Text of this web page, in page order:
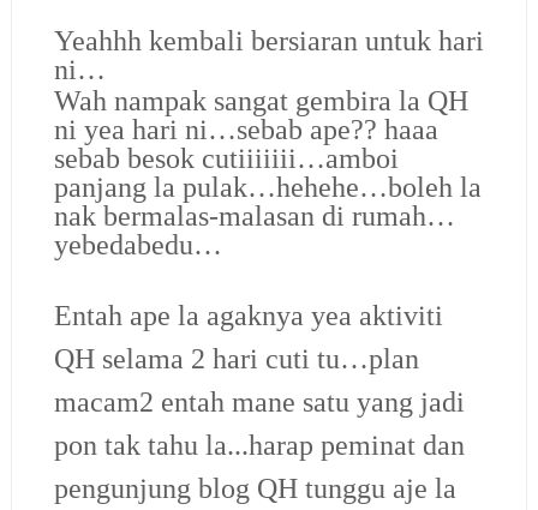
Yeahhh kembali bersiaran untuk hari
ni…
Wah nampak sangat gembira la QH
ni yea hari ni…sebab ape?? haaa
sebab besok cutiiiiiii…amboi
panjang la pulak…hehehe…boleh la
nak bermalas-malasan di rumah…
yebedabedu…
Entah ape la agaknya yea aktiviti
QH selama 2 hari cuti tu…plan
macam2 entah mane satu yang jadi
pon tak tahu la...harap peminat dan
pengunjung blog QH tunggu aje la